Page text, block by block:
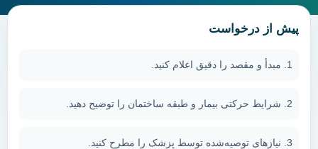
پیش از درخواست
مبدأ و مقصد را دقیق اعلام کنید.
شرایط حرکتی بیمار و طبقه ساختمان را توضیح دهید.
نیازهای توصیه‌شده توسط پزشک را مطرح کنید.